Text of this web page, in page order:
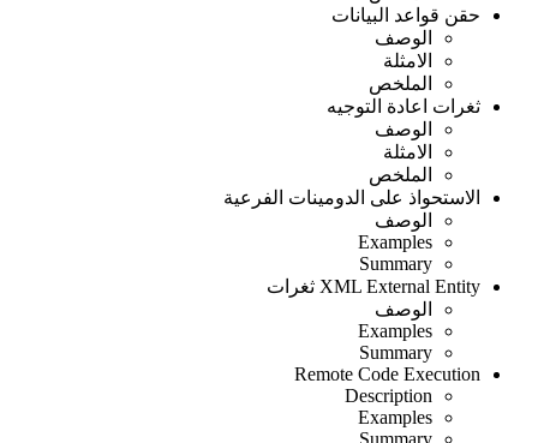
حقن قواعد البيانات
الوصف
الامثلة
الملخص
ثغرات اعادة التوجيه
الوصف
الامثلة
الملخص
الاستحواذ على الدومينات الفرعية
الوصف
Examples
Summary
XML External Entity ثغرات
الوصف
Examples
Summary
Remote Code Execution
Description
Examples
Summary